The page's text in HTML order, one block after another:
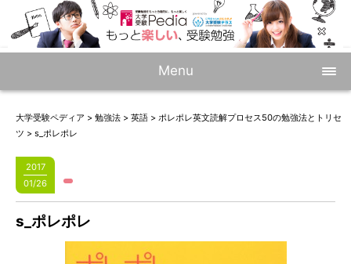
Menu
大学受験ペディア > 勉強法 > 英語 > ポレポレ英文読解プロセス50の勉強法とトリセ
ツ > s_ポレポレ
2017
01/26
s_ポレポレ